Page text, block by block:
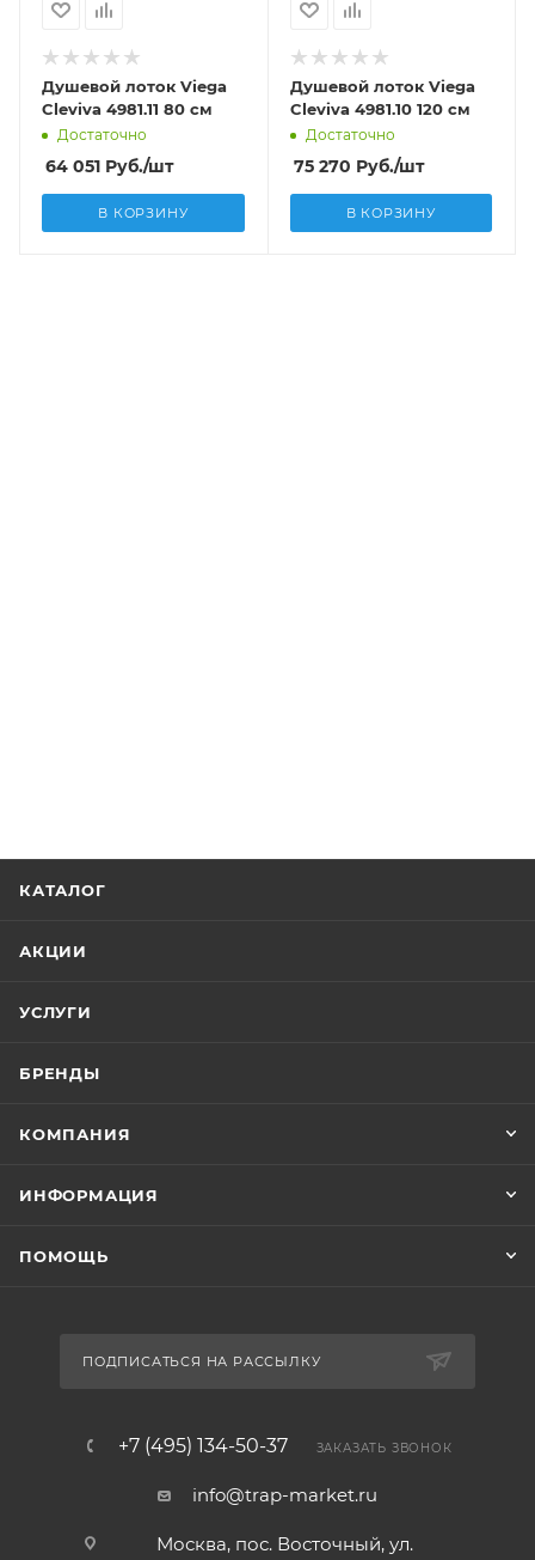
Душевой лоток Viega
Cleviva 4981.11 80 см
Достаточно
64 051 Руб./шт
В КОРЗИНУ
Душевой лоток Viega
Cleviva 4981.10 120 см
Достаточно
75 270 Руб./шт
В КОРЗИНУ
КАТАЛОГ
АКЦИИ
УСЛУГИ
БРЕНДЫ
КОМПАНИЯ
ИНФОРМАЦИЯ
ПОМОЩЬ
ПОДПИСАТЬСЯ НА РАССЫЛКУ
+7 (495) 134-50-37 ЗАКАЗАТЬ ЗВОНОК
info@trap-market.ru
Москва, пос. Восточный, ул.